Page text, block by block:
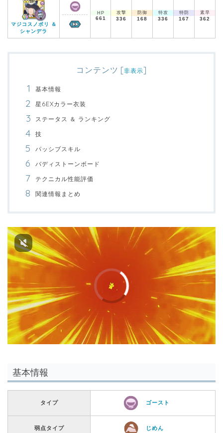
マジコスノボリ ＆
シャンデラ
HP
661
攻撃
336
防御
168
特攻
336
特防
167
素早
362
コンテンツ [非表示]
基本情報
星6EXカラー衣装
ステータス ＆ ランキング
技
パッシブスキル
バディストーンボード
テクニカル性能評価
関連情報まとめ
基本情報
タイプ ゴースト
弱点タイプ じめん